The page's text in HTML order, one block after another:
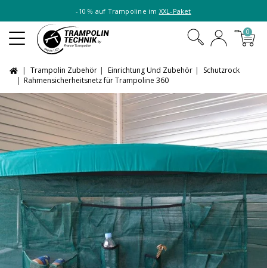
-10 % auf Trampoline im XXL-Paket
0
Trampolin Zubehör Einrichtung Und Zubehör
Schutzrock
Rahmensicherheitsnetz für Trampoline 360